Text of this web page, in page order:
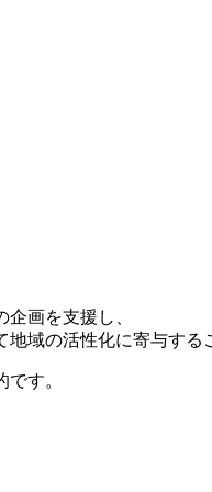
画を支援し、
地域の活性化に寄与する
す。